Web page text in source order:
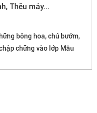
Thêu máy...
bông hoa, chú bướm,
chững vào lớp Mẫu